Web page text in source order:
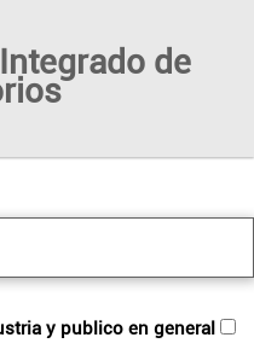
de
y publico en general